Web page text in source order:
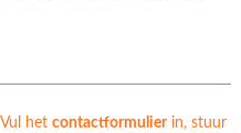
Vul hetcontactformulierin, stuur